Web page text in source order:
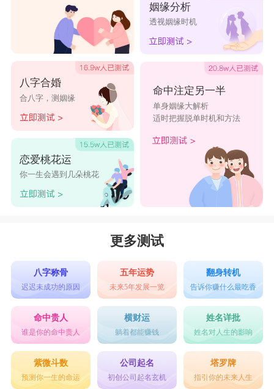
八字合婚
合八字，测姻缘
恋爱桃花运
你一生会遇到几朵桃花
姻缘分析
透视姻缘时机
命中注定另一半
单身姻缘大解析
适时把握脱单时机和方法
更多测试
八字称骨
迟迟未成功的原因
五年运势
未来5年发展一览
翻身转机
告诉你赚什么最吃香
命中贵人
谁是你的命中贵人
横财运
躺着都能赚钱
姓名详批
姓名对人生的影响
紫微斗数
预测你一生的命运
公司起名
初创公司起名玄机
塔罗牌
指引你的未来人生